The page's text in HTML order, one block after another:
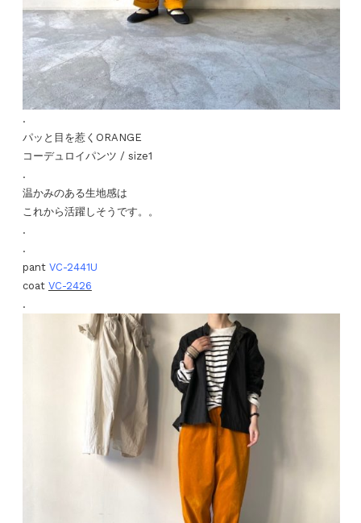
.
パッと目を惹くORANGE
コーデュロイパンツ / size1
.
温かみのある生地感は
これから活躍しそうです。。
.
.
pant VC-2441U
coat VC-2426
.